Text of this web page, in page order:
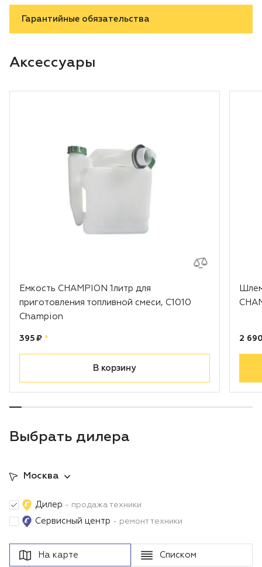
Гарантийные обязательства
Аксессуары
Емкость CHAMPION 1литр для
приготовления топливной смеси, С1010
Champion
Цена:
395 ₽ рублей
*
В корзину
2
Выбрать дилера
Москва
Дилер - продажа техники
Сервисный центр - ремонт техники
На карте Списком